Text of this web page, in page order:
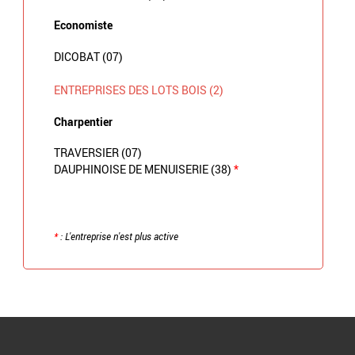
Economiste
DICOBAT (07)
ENTREPRISES DES LOTS BOIS (2)
Charpentier
TRAVERSIER (07)
DAUPHINOISE DE MENUISERIE (38) *
*: L'entreprise n'est plus active